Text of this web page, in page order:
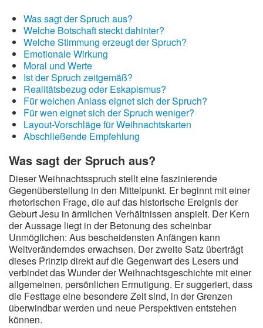
Was sagt der Spruch aus?
Welche Botschaft steckt dahinter?
Welche Stimmung erzeugt der Spruch?
Emotionale Wirkung
Moral und Werte
Ist der Spruch zeitgemäß?
Realitätsbezug oder Eskapismus?
Für welchen Anlass eignet sich der Spruch?
Für wen eignet sich der Spruch weniger?
Layout-Vorschläge für Weihnachtskarten
Abschließende Empfehlung
Was sagt der Spruch aus?
Dieser Weihnachtsspruch stellt eine faszinierende
Gegenüberstellung in den Mittelpunkt. Er beginnt mit einer
rhetorischen Frage, die auf das historische Ereignis der
Geburt Jesu in ärmlichen Verhältnissen anspielt. Der Kern
der Aussage liegt in der Betonung des scheinbar
Unmöglichen: Aus bescheidensten Anfängen kann
Weltveränderndes erwachsen. Der zweite Satz überträgt
dieses Prinzip direkt auf die Gegenwart des Lesers und
verbindet das Wunder der Weihnachtsgeschichte mit einer
allgemeinen, persönlichen Ermutigung. Er suggeriert, dass
die Festtage eine besondere Zeit sind, in der Grenzen
überwindbar werden und neue Perspektiven entstehen
können.